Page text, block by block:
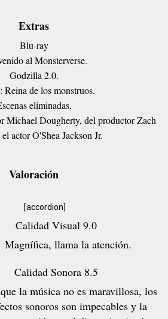
Extras
Blu-ray
al Monsterverse.
Godzilla 2.0.
Reina de los monstruos.
eliminadas.
Michael Dougherty, del productor Zach
actor O'Shea Jackson Jr.
Valoración
[accordion]
Calidad Visual 9.0
Magnífica, llama la atención.
Calidad Sonora 8.5
la música no es maravillosa, los
sonoros son impecables y la